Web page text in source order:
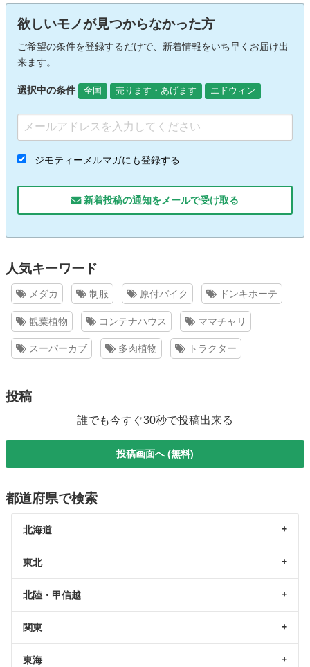
欲しいモノが見つからなかった方
ご希望の条件を登録するだけで、新着情報をいち早くお届け出
来ます。
選択中の条件 全国 売ります・あげます エドウィン
ジモティーメルマガにも登録する
新着投稿の通知をメールで受け取る
人気キーワード
メダカ 制服 原付バイク ドンキホーテ
観葉植物 コンテナハウス ママチャリ
スーパーカブ 多肉植物 トラクター
投稿
誰でも今すぐ30秒で投稿出来る
投稿画面へ (無料)
都道府県で検索
北海道
東北
北陸・甲信越
関東
東海